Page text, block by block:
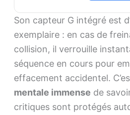
Son capteur G intégré est
exemplaire : en cas de
collision, il verrouille
séquence en cours pour
effacement accidentel.
mentale immense de
critiques sont protégés